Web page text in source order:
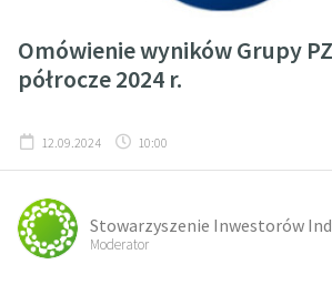
Omówienie wyników Grupy
półrocze 2024 r.
12.09.2024 10:00
Stowarzyszenie Inwestorów
Moderator